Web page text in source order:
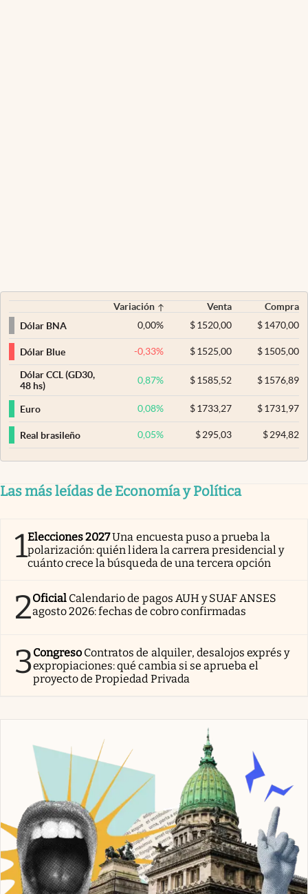
Variación Venta
Compra
Dólar BNA
0,00% $ 1520,00 $1470,00
Dólar Blue -0,33% $ 1525,00 $1505,00
Dólar CCL (GD30,
48 hs)
0,87% $ 1585,52 $1576,89
Euro 0,08% $ 1733,27 $1731,97
Real brasileño 0,05% $295,03 $294,82
Las más leídas de Economía y Política
1Elecciones 2027Una encuesta puso a prueba la
polarización: quién lidera la carrera presidencial y
cuánto crece la búsqueda de una tercera opción
2Oficial Calendario de pagos AUH y SUAF ANSES
agosto 2026: fechas de cobro confirmadas
3Congreso Contratos de alquiler, desalojos exprés y
expropiaciones: qué cambia si se aprueba el
proyecto de Propiedad Privada